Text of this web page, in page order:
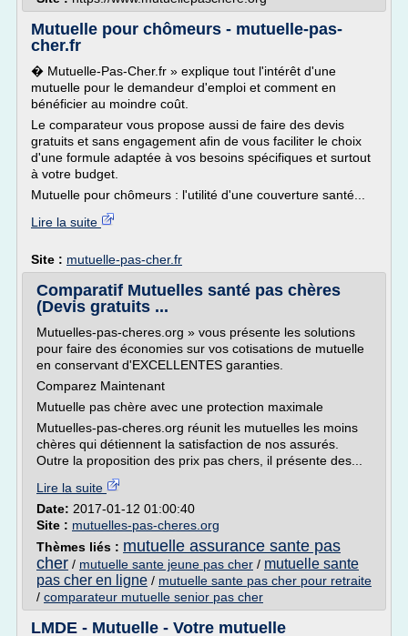
Mutuelle pour chômeurs - mutuelle-pas-
cher.fr
� Mutuelle-Pas-Cher.fr » explique tout l'intérêt d'une
mutuelle pour le demandeur d'emploi et comment en
bénéficier au moindre coût.
Le comparateur vous propose aussi de faire des devis
gratuits et sans engagement afin de vous faciliter le choix
d'une formule adaptée à vos besoins spécifiques et surtout
à votre budget.
Mutuelle pour chômeurs : l'utilité d'une couverture santé...
Lire la suite
Site : mutuelle-pas-cher.fr
Comparatif Mutuelles santé pas chères
(Devis gratuits ...
Mutuelles-pas-cheres.org » vous présente les solutions
pour faire des économies sur vos cotisations de mutuelle
en conservant d'EXCELLENTES garanties.
Comparez Maintenant
Mutuelle pas chère avec une protection maximale
Mutuelles-pas-cheres.org réunit les mutuelles les moins
chères qui détiennent la satisfaction de nos assurés.
Outre la proposition des prix pas chers, il présente des...
Lire la suite
Date: 2017-01-12 01:00:40
Site : mutuelles-pas-cheres.org
Thèmes liés : mutuelle assurance sante pas
cher / mutuelle sante jeune pas cher / mutuelle sante
pas cher en ligne / mutuelle sante pas cher pour retraite
/ comparateur mutuelle senior pas cher
LMDE - Mutuelle - Votre mutuelle